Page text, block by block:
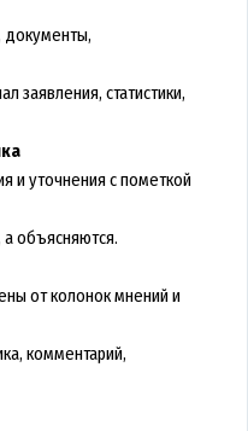
документы,
заявления, статистики,
и уточнения с пометкой
объясняются.
от колонок мнений и
комментарий,